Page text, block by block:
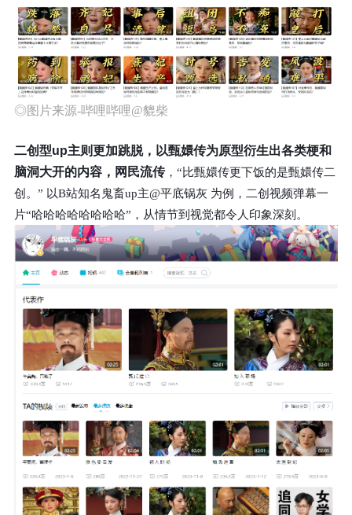
◎图片来源-哔哩哔哩@貔柴
二创型up主则更加跳脱，以甄嬛传为原型衍生出各类梗和
脑洞大开的内容，网民流传，“比甄嬛传更下饭的是甄嬛传二
创。” 以B站知名鬼畜up主@平底锅灰 为例，二创视频弹幕一
片“哈哈哈哈哈哈哈哈”，从情节到视觉都令人印象深刻。